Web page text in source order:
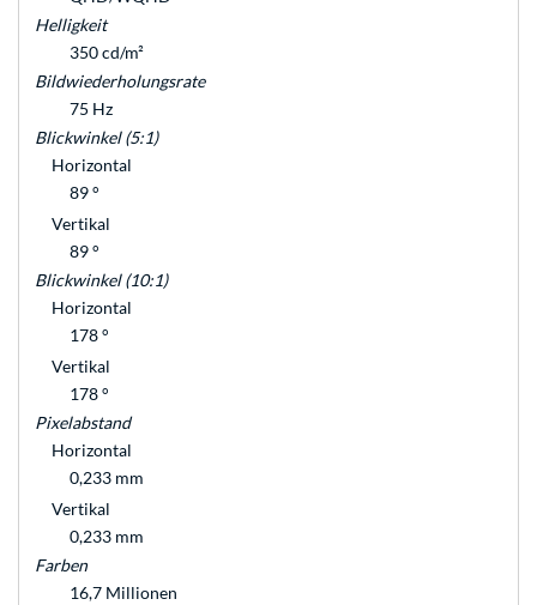
Helligkeit
350 cd/m²
Bildwiederholungsrate
75 Hz
Blickwinkel (5:1)
Horizontal
89 °
Vertikal
89 °
Blickwinkel (10:1)
Horizontal
178 °
Vertikal
178 °
Pixelabstand
Horizontal
0,233 mm
Vertikal
0,233 mm
Farben
16,7 Millionen